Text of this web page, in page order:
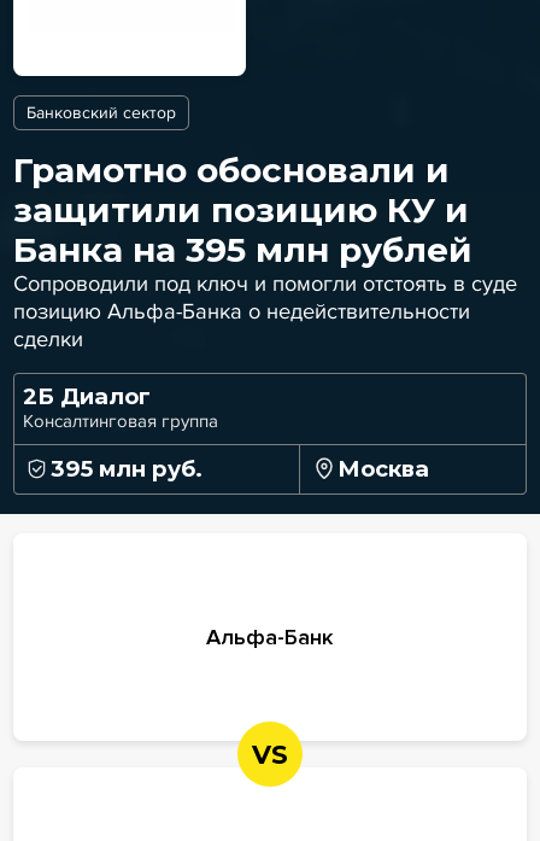
Банковский сектор
Грамотно обосновали и
защитили позицию КУ и
Банка на 395 млн рублей
Сопроводили под ключ и помогли отстоять в суде
позицию Альфа-Банка о недействительности
сделки
2Б Диалог
Консалтинговая группа
395 млн руб. Москва
Альфа-Банк
VS